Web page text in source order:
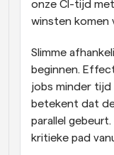
onze CI-tijd
winsten komen
Slimme
beginnen.
jobs minder tijd
betekent dat
parallel
kritieke pad